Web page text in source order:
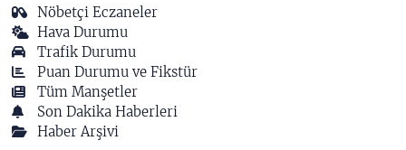
Nöbetçi Eczaneler
Hava Durumu
Trafik Durumu
Puan Durumu ve Fikstür
Tüm Manşetler
Son Dakika Haberleri
Haber Arşivi